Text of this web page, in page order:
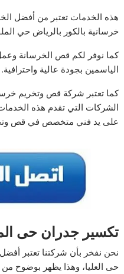
هذه الخدمات تعتبر من أفضل
خرسانية بالكور بالرياض حي
كما نوفر لكم قص الخرسانة
الياسمين بجودة عالية واحترافية.
كما تعتبر شركة قص وتخريم
الشركات التي تقدم هذه
على يد فني متخصص في قص
تكسير جدران حى
نحن نفخر بأن شركتنا تعتبر
حى العليا، وهذا يظهر بوضوح